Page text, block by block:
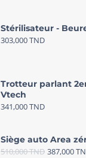
Stérilisateur -
303,000TND
Trotteur parlant
Vtech
341,000TND
Siège auto Area
510,000TND 387,000